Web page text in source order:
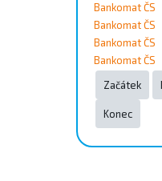
Přístupnost
Vyhledat
Strana 2
Bankomat ČS
Bankomat ČS
Bankomat ČS
Bankomat ČS
Začátek
Konec